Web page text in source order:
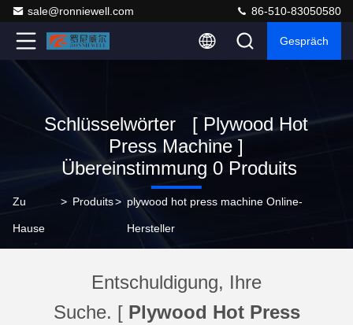
sale@ronniewell.com 86-510-83050580
Gespräch
Schlüsselwörter [ Plywood Hot
Press Machine ]
Übereinstimmung 0 Produits
Zu
Hause
> Produits> plywood hot press machine Online-
Hersteller
Entschuldigung, Ihre
Suche. [ Plywood Hot Press